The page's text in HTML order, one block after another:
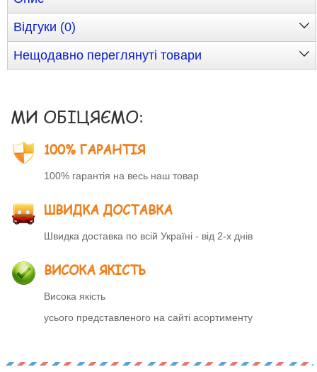
Відгуки (0)
Нещодавно переглянуті товари
МИ ОБІЦЯЄМО:
100% ГАРАНТІЯ
100% гарантія на весь наш товар
ШВИДКА ДОСТАВКА
Швидка доставка по всій Україні - від 2-х днів
ВИСОКА ЯКІСТЬ
Висока якість
усього представленого на сайті асортименту